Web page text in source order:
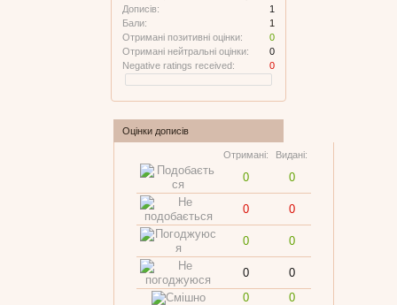
Дописів:
1
Бали:
1
Отримані позитивні оцінки:
0
Отримані нейтральні оцінки:
0
Negative ratings received:
0
Оцінки дописів
Отримані: Видані:
0 0
0 0
0 0
0
0
0
0